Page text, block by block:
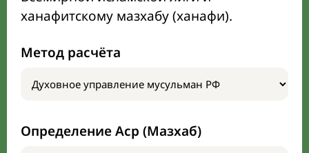
ханафитскому мазхабу (ханафи).
Метод расчёта
Определение Аср (Мазхаб)